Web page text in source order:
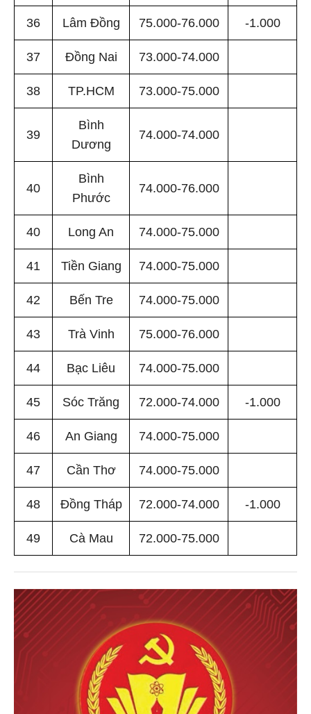
36 Lâm Đồng 75.000-76.000 -1.000
37 Đồng Nai 73.000-74.000
38 TP.HCM 73.000-75.000
39
Bình
Dương
74.000-74.000
40
Bình
Phước
74.000-76.000
40 Long An 74.000-75.000
41 Tiền Giang 74.000-75.000
42 Bến Tre 74.000-75.000
43 Trà Vinh 75.000-76.000
44 Bạc Liêu 74.000-75.000
45 Sóc Trăng 72.000-74.000 -1.000
46 An Giang 74.000-75.000
47 Cần Thơ 74.000-75.000
48 Đồng Tháp 72.000-74.000 -1.000
49 Cà Mau 72.000-75.000